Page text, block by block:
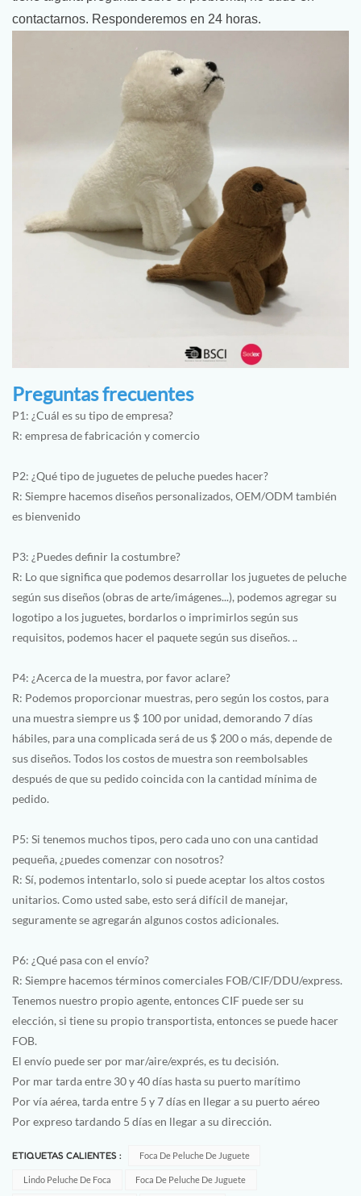
contactarnos. Responderemos en 24 horas.
Preguntas frecuentes
P1: ¿Cuál es su tipo de empresa?
R: empresa de fabricación y comercio
P2: ¿Qué tipo de juguetes de peluche puedes hacer?
R: Siempre hacemos diseños personalizados, OEM/ODM también
es bienvenido
P3: ¿Puedes definir la costumbre?
R: Lo que significa que podemos desarrollar los juguetes de peluche
según sus diseños (obras de arte/imágenes...), podemos agregar su
logotipo a los juguetes, bordarlos o imprimirlos según sus
requisitos, podemos hacer el paquete según sus diseños. ..
P4: ¿Acerca de la muestra, por favor aclare?
R: Podemos proporcionar muestras, pero según los costos, para
una muestra siempre us $ 100 por unidad, demorando 7 días
hábiles, para una complicada será de us $ 200 o más, depende de
sus diseños. Todos los costos de muestra son reembolsables
después de que su pedido coincida con la cantidad mínima de
pedido.
P5: Si tenemos muchos tipos, pero cada uno con una cantidad
pequeña, ¿puedes comenzar con nosotros?
R: Sí, podemos intentarlo, solo si puede aceptar los altos costos
unitarios. Como usted sabe, esto será difícil de manejar,
seguramente se agregarán algunos costos adicionales.
P6: ¿Qué pasa con el envío?
R: Siempre hacemos términos comerciales FOB/CIF/DDU/express.
Tenemos nuestro propio agente, entonces CIF puede ser su
elección, si tiene su propio transportista, entonces se puede hacer
FOB.
El envío puede ser por mar/aire/exprés, es tu decisión.
Por mar tarda entre 30 y 40 días hasta su puerto marítimo
Por vía aérea, tarda entre 5 y 7 días en llegar a su puerto aéreo
Por expreso tardando 5 días en llegar a su dirección.
ETIQUETAS CALIENTES : Foca De Peluche De Juguete
Lindo Peluche De Foca Foca De Peluche De Juguete